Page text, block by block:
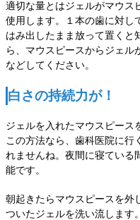
適切な量とはジェルがマウス
使用します。１本の歯に対し
はみ出したまま放って置くと
ら、マウスピースからジェル
などしてください。
白さの持続力が！
ジェルを入れたマウスピース
この方法なら、歯科医院に行
れませんね。夜間に寝ている
能です。
朝起きたらマウスピースを外
ついたジェルを洗い流します